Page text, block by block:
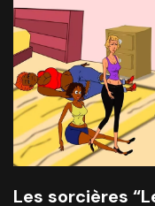
Les sorcières